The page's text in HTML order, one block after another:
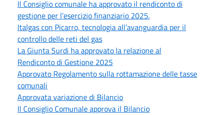
Il Consiglio comunale ha approvato il rendiconto di
gestione per l’esercizio finanziario 2025.
Italgas con Picarro, tecnologia all’avanguardia per il
controllo delle reti del gas
La Giunta Surdi ha approvato la relazione al
Rendiconto di Gestione 2025
Approvato Regolamento sulla rottamazione delle tasse
comunali
Approvata variazione di Bilancio
Il Consiglio Comunale approva il Bilancio